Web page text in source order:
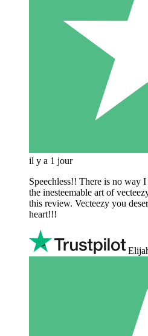
il y a 1 jour
Speechless!! There is no way
the inesteemable art of
this review. Vecteezy you
heart!!!